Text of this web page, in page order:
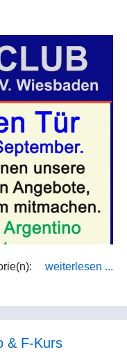
weiterlesen ...
& F-Kurs